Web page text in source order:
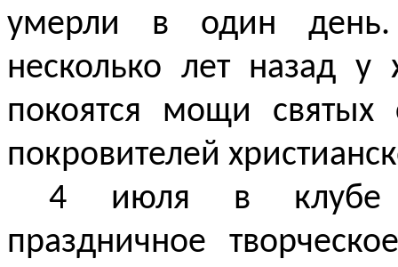
умерли в один день.
несколько лет назад
покоятся мощи святых
покровителей
4 июля в клубе
праздничное